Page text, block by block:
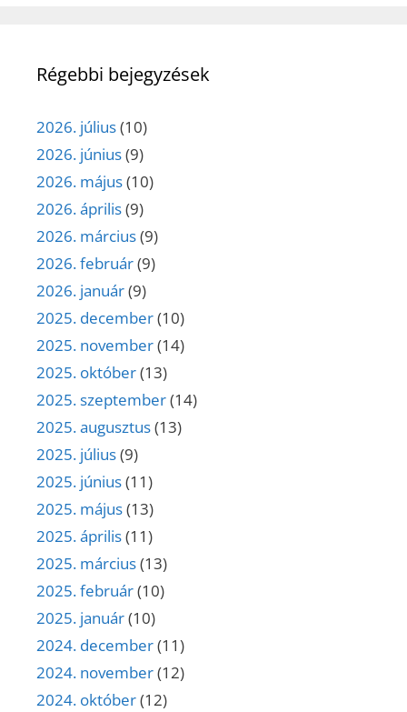
Régebbi bejegyzések
2026. július(10)
2026. június(9)
2026. május(10)
2026. április(9)
2026. március(9)
2026. február(9)
2026. január(9)
2025. december(10)
2025. november(14)
2025. október(13)
2025. szeptember(14)
2025. augusztus(13)
2025. július(9)
2025. június(11)
2025. május(13)
2025. április(11)
2025. március(13)
2025. február(10)
2025. január(10)
2024. december(11)
2024. november(12)
2024. október(12)